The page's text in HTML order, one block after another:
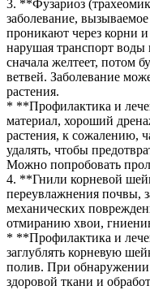
3. **Фузариоз
заболевание,
проникают через корни
нарушая транспорт
сначала желтеет, потом
ветвей. Заболевание
растения.
* **Профилактика и
материал, хороший
растения, к сожалению,
удалять, чтобы
Можно попробовать
4. **Гнили корневой
переувлажнения почвы,
механических
отмиранию хвои,
* **Профилактика и
заглублять корневую
полив. При обнаружении
здоровой ткани и